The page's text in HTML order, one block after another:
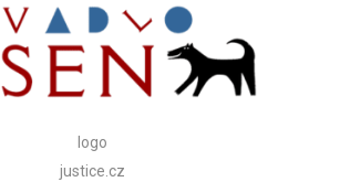
logo
justice.cz